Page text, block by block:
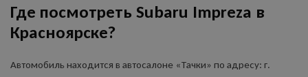
Где посмотреть Subaru Impreza в
Красноярске?
Автомобиль находится в автосалоне «Тачки» по адресу: г.